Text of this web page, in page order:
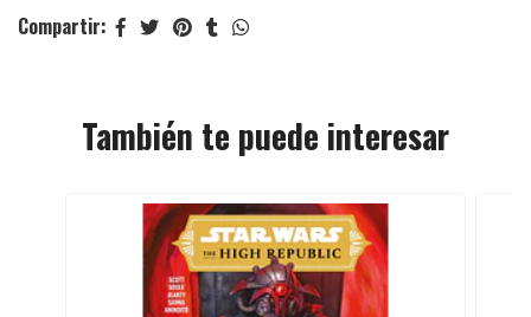
Compartir:
También te puede interesar